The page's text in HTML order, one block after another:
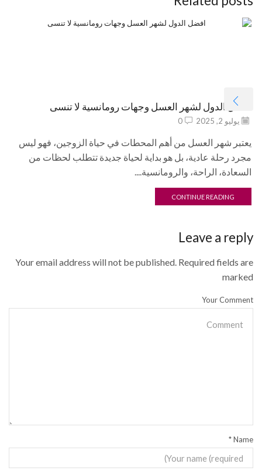
افضل الدول لشهر العسل وجهات رومانسية لا تنسى
يوليو 2, 2025 0
يعتبر شهر العسل من أهم المحطات في حياة الزوجين، فهو ليس
مجرد رحلة عادية، بل هو بداية لحياة جديدة تتطلب لحظات من
السعادة، الراحة، والرومانسية....
CONTINUE READING
Leave a reply
Your email address will not be published. Required fields are
marked
Your Comment
Name
*